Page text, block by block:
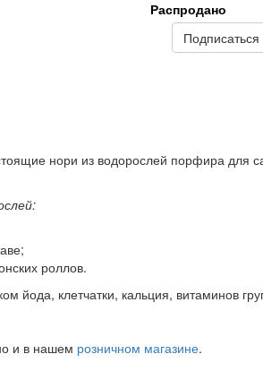
Распродано
Подписаться
нори из водорослей порфира для
роллов.
йода, клетчатки, кальция, витаминов
и в нашем розничном магазине.